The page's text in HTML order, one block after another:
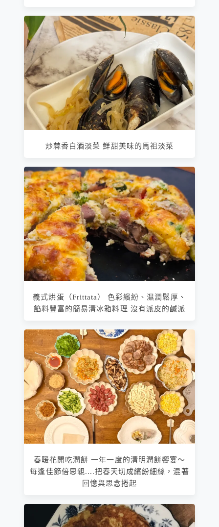
炒蒜香白酒淡菜 鮮甜美味的馬祖淡菜
義式烘蛋（Frittata） 色彩繽紛、濕潤鬆厚、
餡料豐富的簡易清冰箱料理 沒有派皮的鹹派
春暖花開吃潤餅 一年一度的清明潤餅饗宴～
每逢佳節倍思親....把春天切成繽紛細絲，混著
回憶與思念捲起